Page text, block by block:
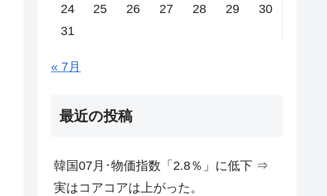
24
25 26 27 28 29
30
31
« 7月
最近の投稿
韓国07月･物価指数「2.8％」に低下 ⇒
実はコアコアは上がった。